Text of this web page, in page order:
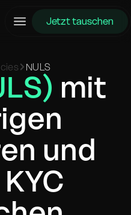
Jetzt tauschen
NULS
mit
und